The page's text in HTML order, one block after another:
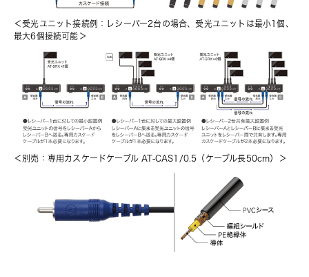
＜受光ユニット接続例：レシーバー2台の場合、受光ユニットは最小1個、
最大6個接続可能＞
＜別売：専用カスケードケーブル AT-CAS1/0.5（ケーブル長50cm）＞